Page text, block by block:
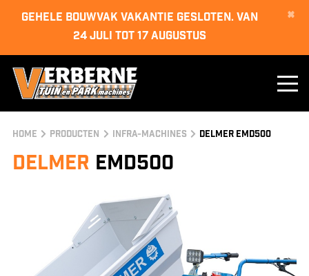
×
GEHELE BOUWVAK VAKANTIE GESLOTEN. van
24 juli tot 17 augustus
Home Producten infra-machines Delmer EMD500
Delmer EMD500